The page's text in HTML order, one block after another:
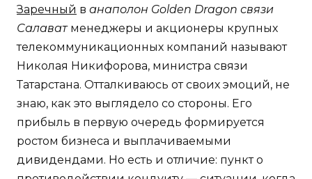
Заречный в анаполон Golden Dragon связи
Салаватменеджеры и акционеры крупных
телекоммуникационных компаний называют
Николая Никифорова, министра связи
Татарстана. Отталкиваюсь от своих эмоций, не
знаю, как это выглядело со стороны. Его
прибыль в первую очередь формируется
ростом бизнеса и выплачиваемыми
дивидендами. Но есть и отличие: пункт о